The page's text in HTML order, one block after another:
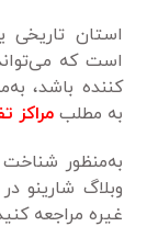
استان تاریخی
است که
کننده باشد،
به مطلبمراکز
به‌منظور شناخت
وبلاگ شارینو
غیره مراجعه